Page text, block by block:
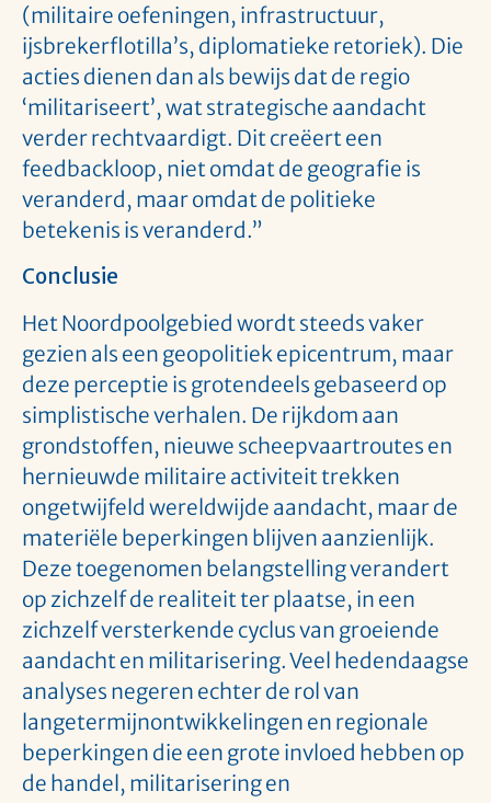
(militaire oefeningen, infrastructuur,
ijsbrekerflotilla’s, diplomatieke retoriek). Die
acties dienen dan als bewijs dat de regio
‘militariseert’, wat strategische aandacht
verder rechtvaardigt. Dit creëert een
feedbackloop, niet omdat de geografie is
veranderd, maar omdat de politieke
betekenis is veranderd.”
Conclusie
Het Noordpoolgebied wordt steeds vaker
gezien als een geopolitiek epicentrum, maar
deze perceptie is grotendeels gebaseerd op
simplistische verhalen. De rijkdom aan
grondstoffen, nieuwe scheepvaartroutes en
hernieuwde militaire activiteit trekken
ongetwijfeld wereldwijde aandacht, maar de
materiële beperkingen blijven aanzienlijk.
Deze toegenomen belangstelling verandert
op zichzelf de realiteit ter plaatse, in een
zichzelf versterkende cyclus van groeiende
aandacht en militarisering. Veel hedendaagse
analyses negeren echter de rol van
langetermijnontwikkelingen en regionale
beperkingen die een grote invloed hebben op
de handel, militarisering en